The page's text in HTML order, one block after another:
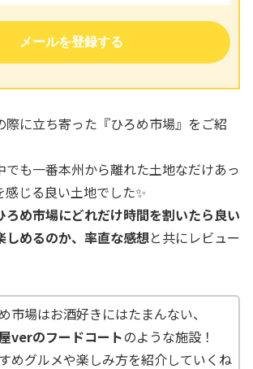
際に立ち寄った『ひろめ市場』をご紹
でも一番本州から離れた土地なだけあっ
じる良い土地でした✨
ろめ市場にどれだけ時間を割いたら良い
しめるのか、率直な感想と共にレビュー
市場はお酒好きにはたまんない、
verのフードコートのような施設！
めグルメや楽しみ方を紹介していくね